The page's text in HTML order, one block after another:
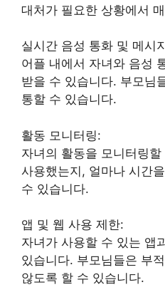
대처가 필요한 상황에서
실시간 음성 통화 및 메시
어플 내에서 자녀와 음성
받을 수 있습니다. 부모님
통할 수 있습니다.
활동 모니터링:
자녀의 활동을 모니터링
사용했는지, 얼마나 시간
수 있습니다.
앱 및 웹 사용 제한:
자녀가 사용할 수 있는 앱
있습니다. 부모님들은 부
않도록 할 수 있습니다.